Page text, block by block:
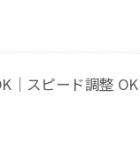
｜スピード調整